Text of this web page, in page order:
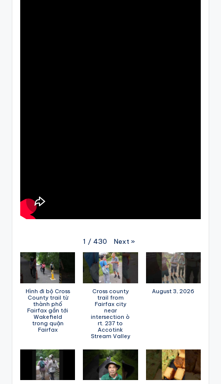
1 / 430 Next »
Hình đi bộ Cross
County trail từ
thành phố
Fairfax gần tới
Wakefield
trong quận
Fairfax
Cross county
trail from
Fairfax city
near
intersection ò
rt. 237 to
Accotink
Stream Valley
August 3, 2026